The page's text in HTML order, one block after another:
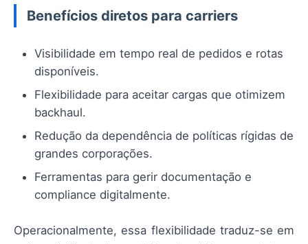
Benefícios diretos para carriers
Visibilidade em tempo real de pedidos e rotas
disponíveis.
Flexibilidade para aceitar cargas que otimizem
backhaul.
Redução da dependência de políticas rígidas de
grandes corporações.
Ferramentas para gerir documentação e
compliance digitalmente.
Operacionalmente, essa flexibilidade traduz-se em